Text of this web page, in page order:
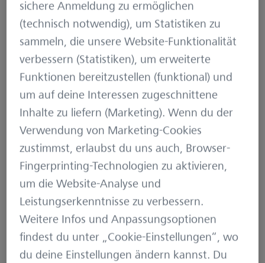
und hat dabei stets ein
offenes Ohr für den
Nutzer.
Artikel von Erik
Der Nutzer im Mittelpunkt der
Softwareentwicklung
sichere Anmeldung zu ermöglichen
(technisch notwendig), um Statistiken zu
sammeln, die unsere Website-Funktionalität
verbessern (Statistiken), um erweiterte
Funktionen bereitzustellen (funktional) und
um auf deine Interessen zugeschnittene
Inhalte zu liefern (Marketing). Wenn du der
Verwendung von Marketing-Cookies
zustimmst, erlaubst du uns auch, Browser-
Fingerprinting-Technologien zu aktivieren,
um die Website-Analyse und
Leistungserkenntnisse zu verbessern.
Weitere Infos und Anpassungsoptionen
findest du unter „Cookie-Einstellungen“, wo
du deine Einstellungen ändern kannst. Du